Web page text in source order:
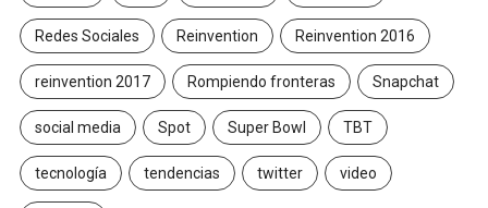
Redes Sociales Reinvention Reinvention 2016
reinvention 2017 Rompiendo fronteras Snapchat
social media Spot Super Bowl TBT
tecnología tendencias twitter video